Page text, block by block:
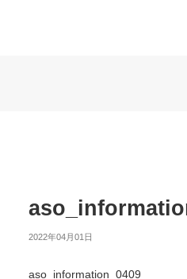
2022年04月01日
aso_information_0409